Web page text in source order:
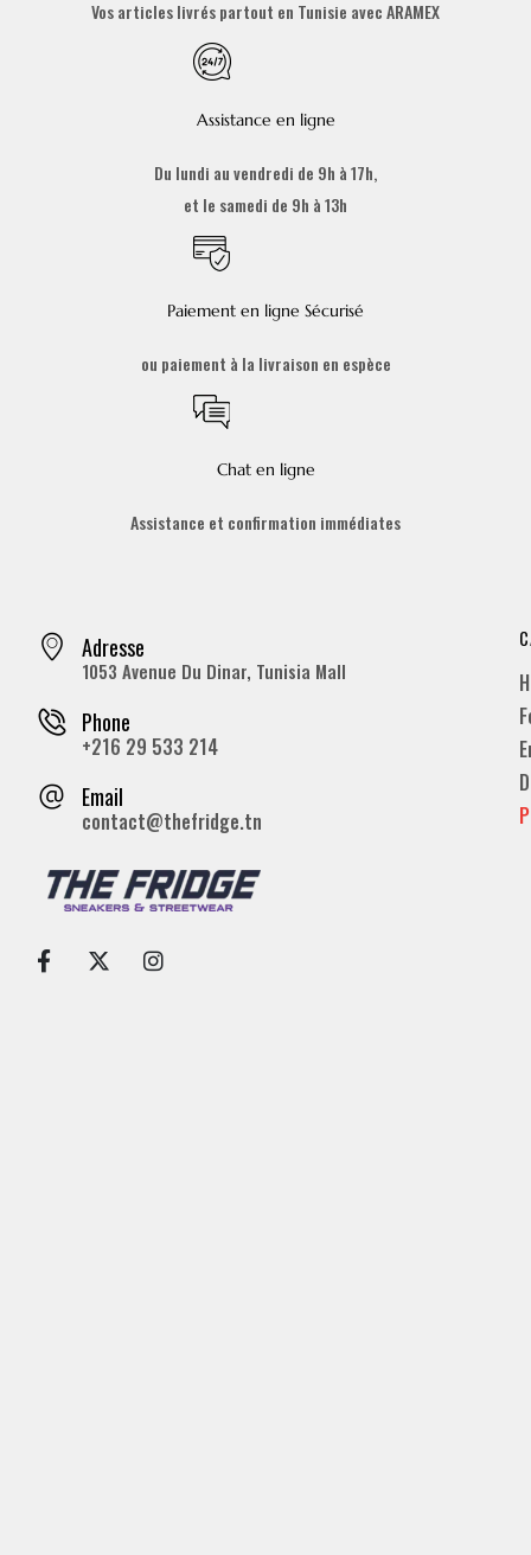
Vos articles livrés partout en Tunisie avec ARAMEX
Assistance en ligne
Du lundi au vendredi de 9h à 17h,
et le samedi de 9h à 13h
Paiement en ligne Sécurisé
ou paiement à la livraison en espèce
Chat en ligne
Assistance et confirmation immédiates
Adresse
1053 Avenue Du Dinar, Tunisia Mall
Phone
+216 29 533 214
Email
contact@thefridge.tn